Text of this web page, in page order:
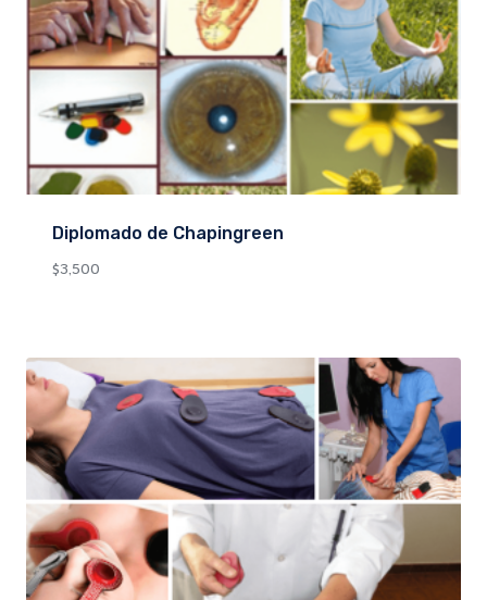
Diplomado de Chapingreen
$3,500